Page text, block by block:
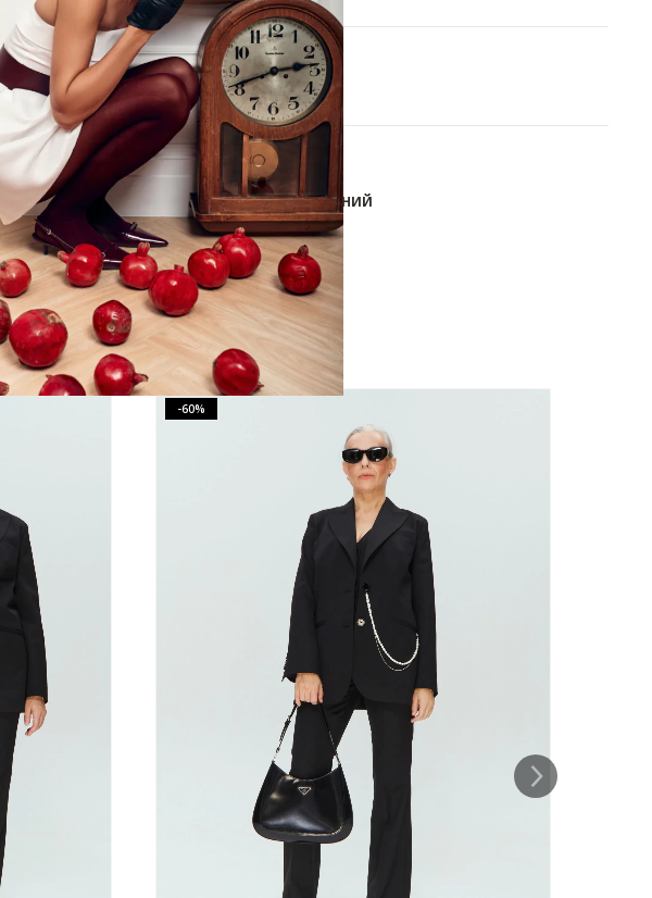
В КОРЗИНУ
Siyai
ДОБАВИТЬ В СПИСОК ЖЕЛАНИЙ
-60%